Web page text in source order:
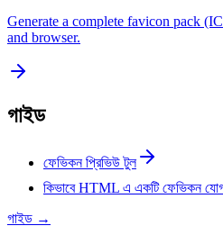
Generate a complete favicon pack
and browser.
গাইড
ফেভিকন প্রিভিউ টুল
কিভাবে HTML এ একটি ফেভিকন
গাইড →